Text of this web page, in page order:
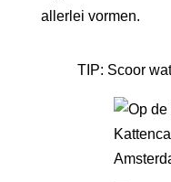
allerlei vormen.
TIP: Scoor